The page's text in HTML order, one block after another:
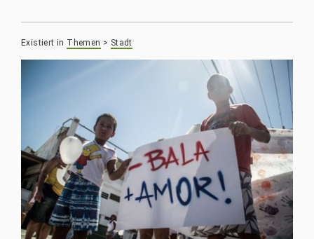
Existiert in Themen > Stadt